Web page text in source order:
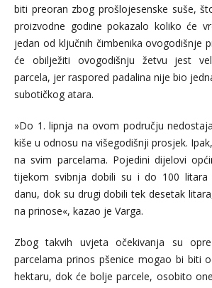
biti preoran zbog prošlojesenske suše,
proizvodne godine pokazalo koliko će
jedan od ključnih čimbenika ovogodišnje
će obilježiti ovogodišnju žetvu jest
parcela, jer raspored padalina nije bio
subotičkog atara.
»Do 1. lipnja na ovom području
kiše u odnosu na višegodišnji prosjek.
na svim parcelama. Pojedini dijelovi
tijekom svibnja dobili su i do 100 litara
danu, dok su drugi dobili tek desetak
na prinose«, kazao je Varga.
Zbog takvih uvjeta očekivanja su
parcelama prinos pšenice mogao bi biti
hektaru, dok će bolje parcele, osobito